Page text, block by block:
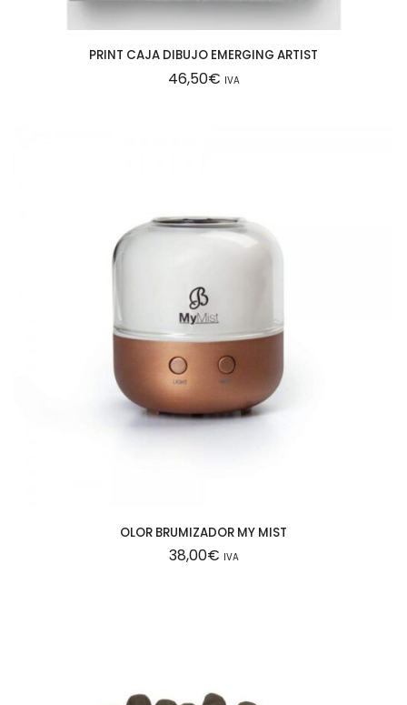
PRINT CAJA DIBUJO EMERGING ARTIST
46,50€ IVA
OLOR BRUMIZADOR MY MIST
38,00€ IVA